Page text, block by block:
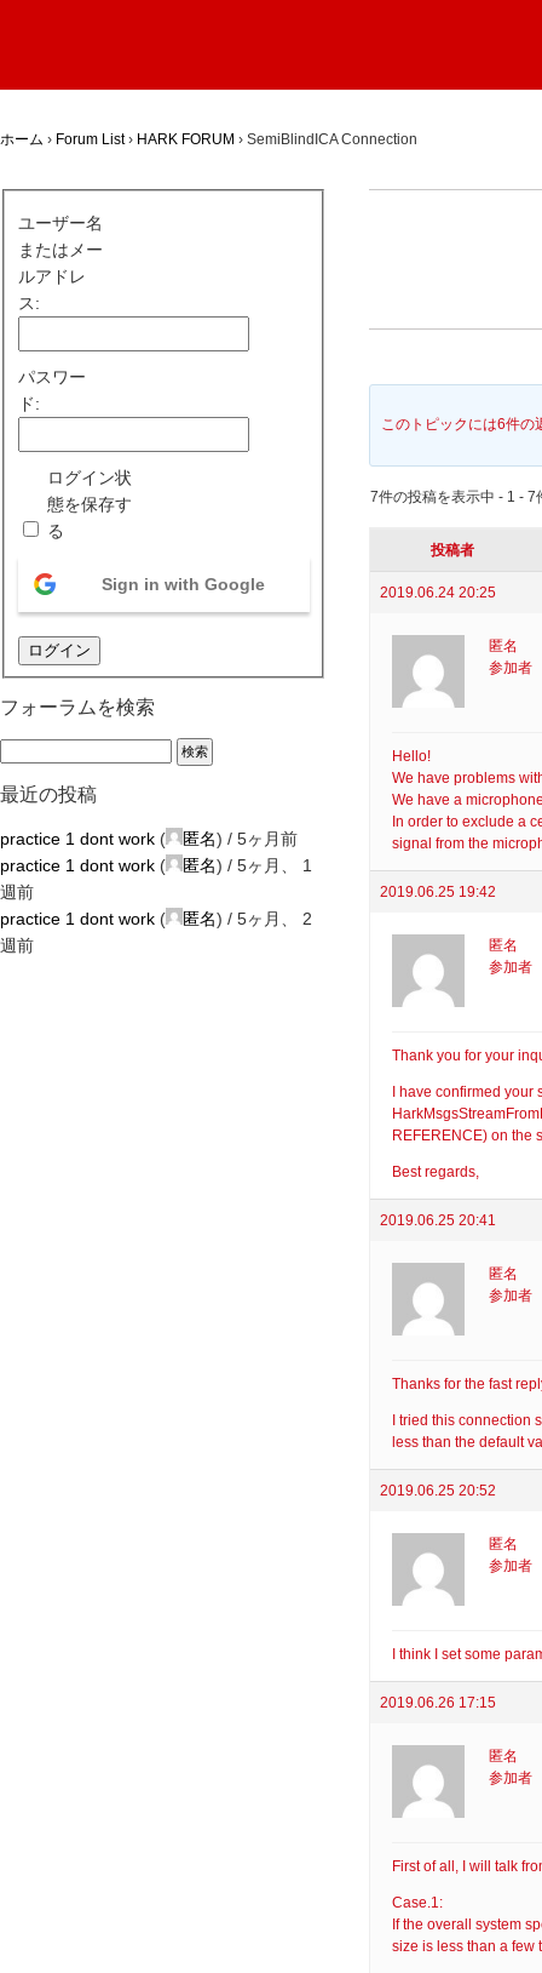
ホーム › Forum List › HARK FORUM › SemiBlindICA Connection
このトピックには6件の
7件の投稿を表示中 - 1 - 7
投稿者
2019.06.24 20:25
匿名
参加者
Hello!
We have problems
We have a
In order to exclude a
signal from the
2019.06.25 19:42
匿名
参加者
Thank you for your
I have confirmed
REFERENCE) on the
Best regards,
2019.06.25 20:41
匿名
参加者
Thanks for the fast
I tried this connection
less than the default
2019.06.25 20:52
匿名
参加者
I think I set some
2019.06.26 17:15
匿名
参加者
First of all, I will talk
Case.1:
If the overall system
size is less than a few
ユーザー名
またはメー
ルアドレ
ス:
パスワー
ド:
ログイン状
態を保存す
る
Sign in with Google
ログイン
フォーラムを検索
最近の投稿
practice 1 dont work ( 匿名) / 5ヶ月前
practice 1 dont work ( 匿名) / 5ヶ月、 1
週前
practice 1 dont work ( 匿名) / 5ヶ月、 2
週前